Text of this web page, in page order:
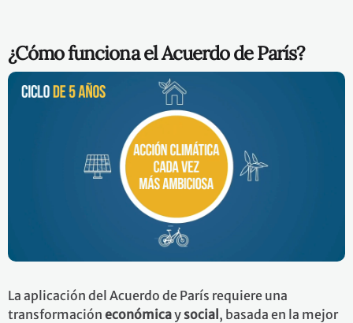
¿Cómo funciona el Acuerdo de París?
La aplicación del Acuerdo de París requiere una
transformación económicay social, basada en la mejor